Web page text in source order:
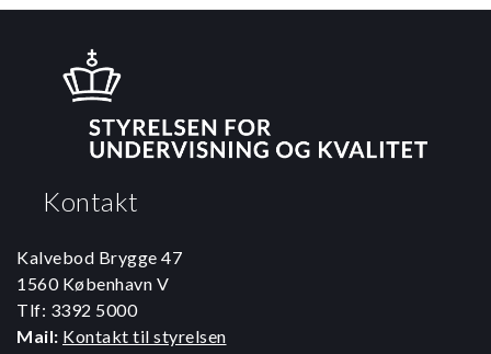
Kontakt
Kalvebod Brygge 47
1560 København V
Tlf: 3392 5000
Mail: Kontakt til styrelsen